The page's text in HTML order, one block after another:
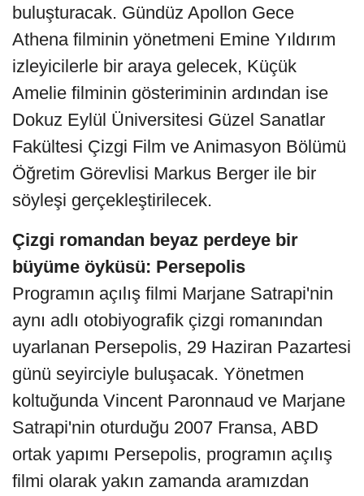
buluşturacak. Gündüz Apollon Gece
Athena filminin yönetmeni Emine Yıldırım
izleyicilerle bir araya gelecek, Küçük
Amelie filminin gösteriminin ardından ise
Dokuz Eylül Üniversitesi Güzel Sanatlar
Fakültesi Çizgi Film ve Animasyon Bölümü
Öğretim Görevlisi Markus Berger ile bir
söyleşi gerçekleştirilecek.
Çizgi romandan beyaz perdeye bir
büyüme öyküsü: Persepolis
Programın açılış filmi Marjane Satrapi'nin
aynı adlı otobiyografik çizgi romanından
uyarlanan Persepolis, 29 Haziran Pazartesi
günü seyirciyle buluşacak. Yönetmen
koltuğunda Vincent Paronnaud ve Marjane
Satrapi'nin oturduğu 2007 Fransa, ABD
ortak yapımı Persepolis, programın açılış
filmi olarak yakın zamanda aramızdan